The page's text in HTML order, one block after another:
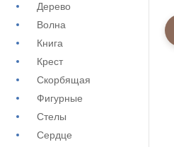
Дерево
Волна
Книга
Крест
Скорбящая
Фигурные
Стелы
Сердце